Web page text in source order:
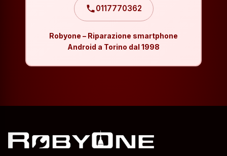
phone0117770362
Robyone – Riparazione smartphone
Android a Torino dal 1998